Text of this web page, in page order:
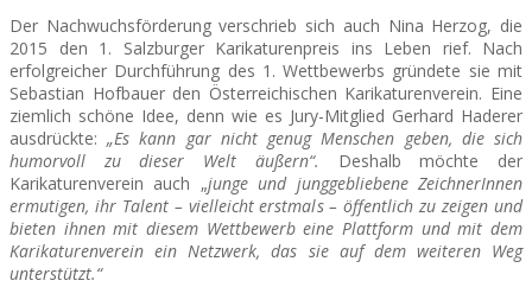
Der Nachwuchsförderung verschrieb sich auch Nina Herzog, die
2015 den 1. Salzburger Karikaturenpreis ins Leben rief. Nach
erfolgreicher Durchführung des 1. Wettbewerbs gründete sie mit
Sebastian Hofbauer den Österreichischen Karikaturenverein. Eine
ziemlich schöne Idee, denn wie es Jury-Mitglied Gerhard Haderer
ausdrückte:„Es kann gar nicht genug Menschen geben, die sich
humorvoll zu dieser Welt äußern“. Deshalb möchte der
Karikaturenverein auch „junge und junggebliebene ZeichnerInnen
ermutigen, ihr Talent – vielleicht erstmals – öffentlich zu zeigen und
bieten ihnen mit diesem Wettbewerb eine Plattform und mit dem
Karikaturenverein ein Netzwerk, das sie auf dem weiteren Weg
unterstützt.“